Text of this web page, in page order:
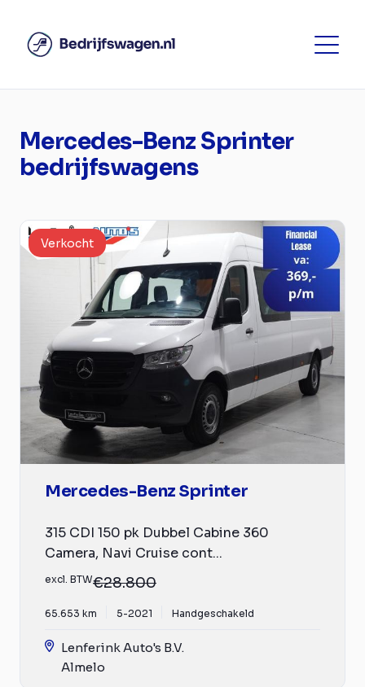
Mercedes-Benz Sprinter
bedrijfswagens
Verkocht
Mercedes-Benz Sprinter
315 CDI 150 pk Dubbel Cabine 360
Camera, Navi Cruise cont...
excl. BTW€28.800
65.653 km 5-2021 Handgeschakeld
Lenferink Auto's B.V.
Almelo